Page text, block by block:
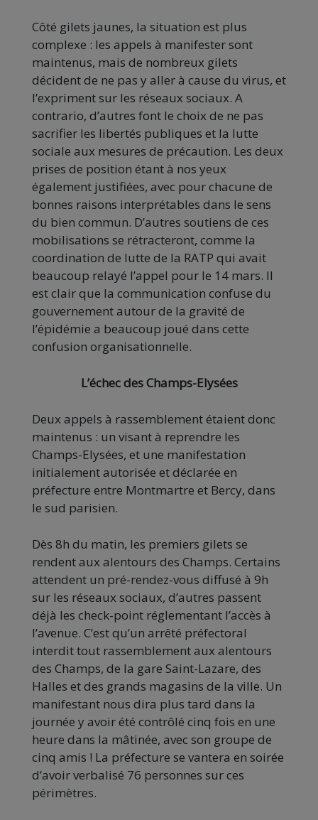
Côté gilets jaunes, la situation est plus
complexe : les appels à manifester sont
maintenus, mais de nombreux gilets
décident de ne pas y aller à cause du virus, et
l’expriment sur les réseaux sociaux. A
contrario, d’autres font le choix de ne pas
sacrifier les libertés publiques et la lutte
sociale aux mesures de précaution. Les deux
prises de position étant à nos yeux
également justifiées, avec pour chacune de
bonnes raisons interprétables dans le sens
du bien commun. D’autres soutiens de ces
mobilisations se rétracteront, comme la
coordination de lutte de la RATP qui avait
beaucoup relayé l’appel pour le 14 mars. Il
est clair que la communication confuse du
gouvernement autour de la gravité de
l’épidémie a beaucoup joué dans cette
confusion organisationnelle.
L’échec des Champs-Elysées
Deux appels à rassemblement étaient donc
maintenus : un visant à reprendre les
Champs-Elysées, et une manifestation
initialement autorisée et déclarée en
préfecture entre Montmartre et Bercy, dans
le sud parisien.
Dès 8h du matin, les premiers gilets se
rendent aux alentours des Champs. Certains
attendent un pré-rendez-vous diffusé à 9h
sur les réseaux sociaux, d’autres passent
déjà les check-point réglementant l’accès à
l’avenue. C’est qu’un arrêté préfectoral
interdit tout rassemblement aux alentours
des Champs, de la gare Saint-Lazare, des
Halles et des grands magasins de la ville. Un
manifestant nous dira plus tard dans la
journée y avoir été contrôlé cinq fois en une
heure dans la mâtinée, avec son groupe de
cinq amis ! La préfecture se vantera en soirée
d’avoir verbalisé 76 personnes sur ces
périmètres.